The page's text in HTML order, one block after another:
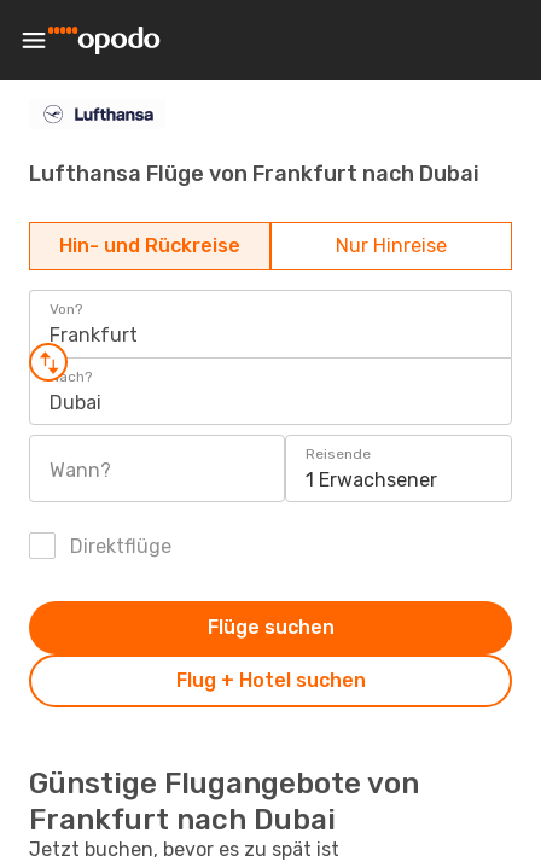
Lufthansa Flüge von Frankfurt nach Dubai
Hin- und Rückreise Nur Hinreise
Von?
Frankfurt
Nach?
Dubai
Wann?
Reisende
1 Erwachsener
Direktflüge
Flug + Hotel suchen
Flüge suchen
Günstige Flugangebote von
Frankfurt nach Dubai
Jetzt buchen, bevor es zu spät ist